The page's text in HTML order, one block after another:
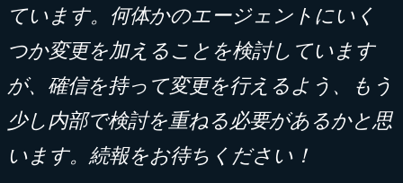
ています。何体かのエージェントにいく
つか変更を加えることを検討しています
が、確信を持って変更を行えるよう、もう
少し内部で検討を重ねる必要があるかと思
います。続報をお待ちください！